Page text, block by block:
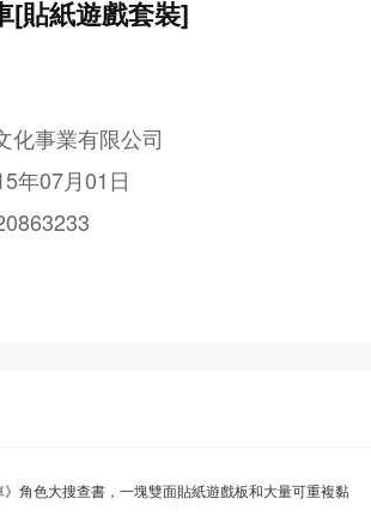
[貼紙遊戲套裝]
化事業有限公司
年07月01日
角色大搜查書，一塊雙面貼紙遊戲板和大量可重複黏